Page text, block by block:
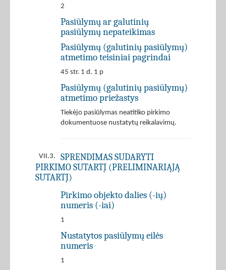
2
Pasiūlymų ar galutinių
pasiūlymų nepateikimas
Pasiūlymų (galutinių pasiūlymų)
atmetimo teisiniai pagrindai
45 str. 1 d. 1 p
Pasiūlymų (galutinių pasiūlymų)
atmetimo priežastys
Tiekėjo pasiūlymas neatitiko pirkimo
dokumentuose nustatytų reikalavimų.
VII.3.
SPRENDIMAS SUDARYTI
PIRKIMO SUTARTĮ (PRELIMINARIĄJĄ
SUTARTĮ)
Pirkimo objekto dalies (-ių)
numeris (-iai)
1
Nustatytos pasiūlymų eilės
numeris
1